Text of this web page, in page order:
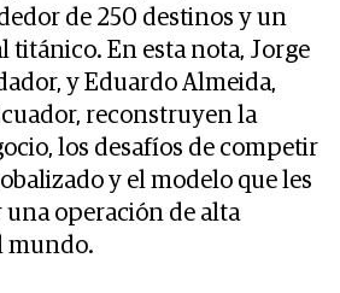
de 250 destinos y un
titánico. En esta nota, Jorge
y Eduardo Almeida,
reconstruyen la
los desafíos de competir
y el modelo que les
operación de alta
mundo.